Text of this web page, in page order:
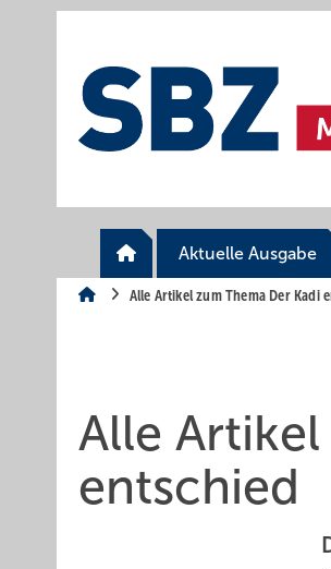
Aktuelle Ausgabe
Alle Artikel zum Thema Der Kadi
Alle
entschied